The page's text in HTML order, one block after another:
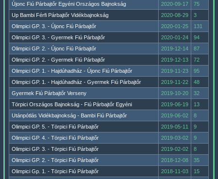
Újonc Fiú Párbajtőr Egyéni Országos Bajnokság
2020-09-17
75
Up Bambi Férfi Párbajtőr Vidékbajnokság
2020-08-29
3
Olimpici GP. 3. - Újonc Fiú Párbajtőr
2020-01-25
131
Olimpici GP. 3. - Gyermek Fiú Párbajtőr
2020-01-24
94
Olimpici GP. 2. - Újonc Fiú Párbajtőr
2019-12-14
87
Olimpici GP. 2. - Gyermek Fiú Párbajtőr
2019-12-13
72
Olimpici GP. 1. - Hajdúhadház - Újonc Fiú Párbajtőr
2019-11-23
95
Olimpici GP. 1. - Hajdúhadház - Gyermek Fiú Párbajtőr
2019-11-22
48
Gyermek Fiú Párbajtőr Verseny
2019-10-20
32
Törpici Országos Bajnokság - Fiú Párbajtőr Egyéni
2019-06-19
13
Utánpótlás Vidékbajnokság - Bambi Fiú Párbajtőr
2019-06-02
8
Olimpici GP. 5. - Törpici Fiú Párbajtőr
2019-05-11
9
Olimpici GP. 4. - Törpici Fiú Párbajtőr
2019-03-02
9
Olimpici GP. 3. - Törpici Fiú Párbajtőr
2019-02-02
8
Olimpici GP. 2. - Törpici Fiú Párbajtőr
2018-12-08
35
Olimpici Gp. 1. - Törpici Fiú Párbajtőr
2018-11-03
15